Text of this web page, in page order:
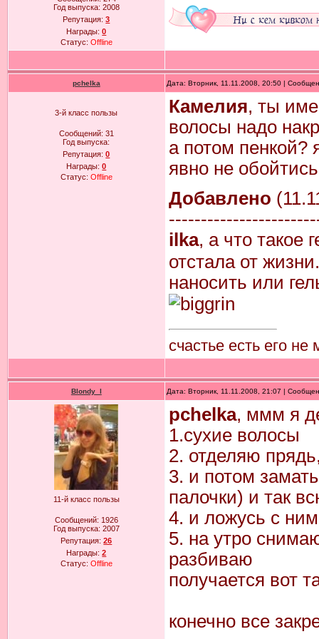
Год выпуска: 2008
Репутация:3
Награды:0
Статус: Offline
pchelka Дата: Вторник, 11.11.2008, 20:50 |
3-й класс пользы
Сообщений: 31
Год выпуска:
Репутация:0
Награды:0
Статус: Offline
Камелия, ты
волосы надо
а потом пенкой?
явно не
Добавлено
ilka, а что такое
отстала от
наносить или
счастье есть его
Blondy_l Дата: Вторник, 11.11.2008, 21:07 |
11-й класс пользы
Сообщений: 1926
Год выпуска: 2007
Репутация:26
Награды:2
Статус: Offline
pchelka, ммм я
1.сухие волосы
2. отделяю
3. и потом
палочки) и так
4. и ложусь с
5. на утро
разбиваю
получается вот
конечно все